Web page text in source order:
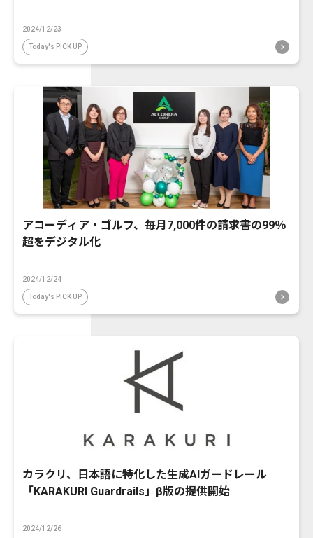
2024/12/23
Today's PICK UP
アコーディア・ゴルフ、毎月7,000件の請求書の99％
超をデジタル化
2024/12/24
Today's PICK UP
カラクリ、日本語に特化した生成AIガードレール
「KARAKURI Guardrails」β版の提供開始
2024/12/26